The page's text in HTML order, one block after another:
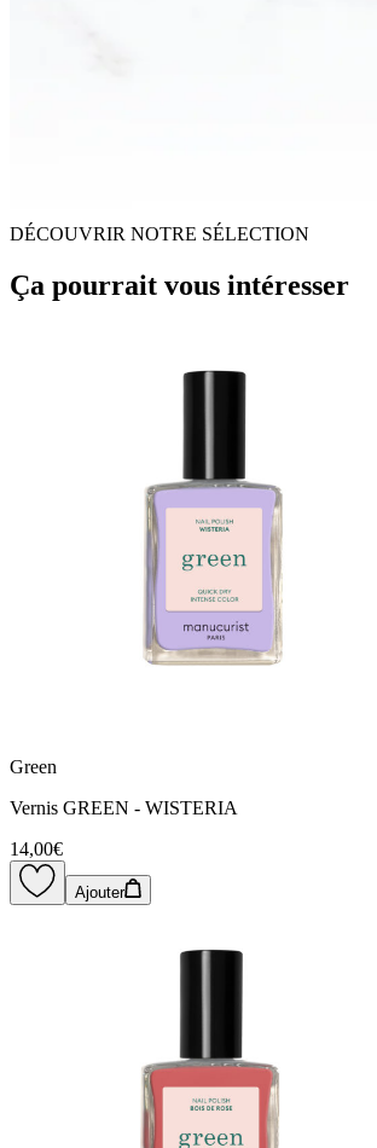
DÉCOUVRIR NOTRE SÉLECTION
Ça pourrait vous intéresser
Green
Vernis GREEN - WISTERIA
14,00€
Ajouter